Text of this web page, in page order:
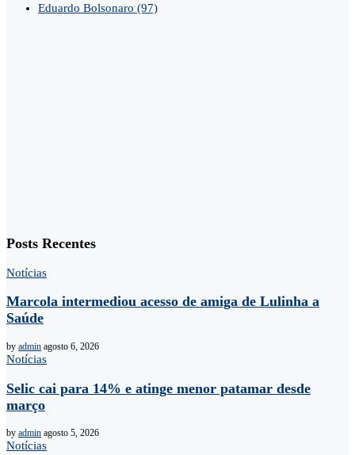
Eduardo Bolsonaro (97)
Posts Recentes
Notícias
Marcola intermediou acesso de amiga de Lulinha a
Saúde
by admin agosto 6, 2026
Notícias
Selic cai para 14% e atinge menor patamar desde
março
by admin agosto 5, 2026
Notícias